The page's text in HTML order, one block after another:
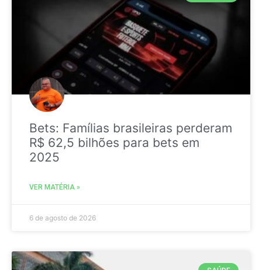
Bets: Famílias brasileiras perderam
R$ 62,5 bilhões para bets em
2025
VER MATÉRIA »
6 de agosto de 2026